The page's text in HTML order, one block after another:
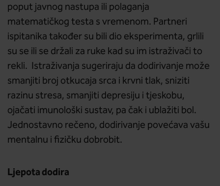
poput javnog nastupa ili polaganja
matematičkog testa s vremenom. Partneri
ispitanika također su bili dio eksperimenta, grlili
su se ili se držali za ruke kad su im istraživači to
rekli. Istraživanja sugeriraju da dodirivanje može
smanjiti broj otkucaja srca i krvni tlak, sniziti
razinu stresa, smanjiti depresiju i tjeskobu,
ojačati imunološki sustav, pa čak i ublažiti bol.
Jednostavno rečeno, dodirivanje povećava vašu
mentalnu i fizičku dobrobit.
Ljepota dodira